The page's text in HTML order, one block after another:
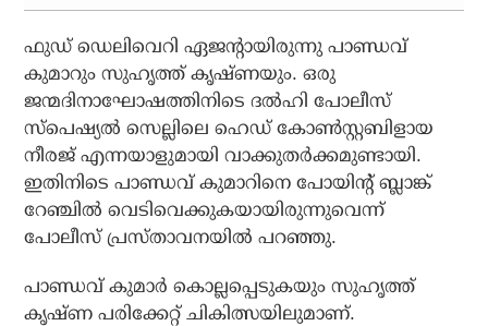
ഫുഡ് ഡെലിവെറി ഏജന്റായിരുന്നു പാണ്ഡവ്
കുമാറും സുഹൃത്ത് കൃഷ്ണയും. ഒരു
ജന്മദിനാഘോഷത്തിനിടെ ദല്‍ഹി പോലീസ്
സ്‌പെഷ്യല്‍ സെല്ലിലെ ഹെഡ് കോണ്‍സ്റ്റബിളായ
നീരജ് എന്നയാളുമായി വാക്കുതര്‍ക്കമുണ്ടായി.
ഇതിനിടെ പാണ്ഡവ് കുമാറിനെ പോയിന്റ് ബ്ലാങ്ക്
റേഞ്ചില്‍ വെടിവെക്കുകയായിരുന്നുവെന്ന്
പോലീസ് പ്രസ്താവനയില്‍ പറഞ്ഞു.
പാണ്ഡവ് കുമാര്‍ കൊല്ലപ്പെടുകയും സുഹൃത്ത്
കൃഷ്ണ പരിക്കേറ്റ് ചികിത്സയിലുമാണ്.